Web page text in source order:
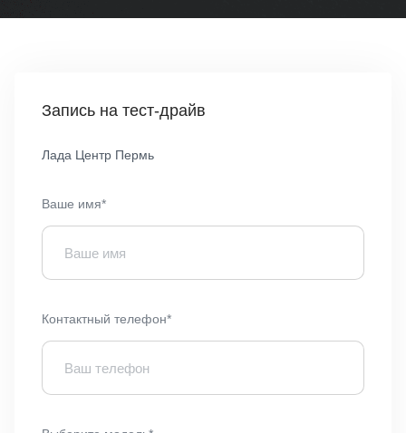
Запись на тест-драйв
Лада Центр Пермь
Ваше имя*
Контактный телефон*